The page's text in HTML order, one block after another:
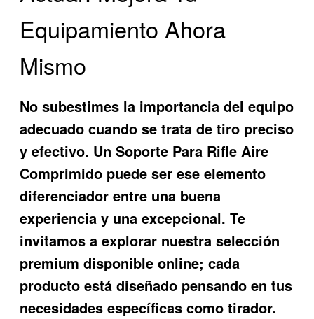
Equipamiento Ahora
Mismo
No subestimes la importancia del equipo
adecuado cuando se trata de tiro preciso
y efectivo. UnSoporte Para Rifle Aire
Comprimido puede ser ese elemento
diferenciador entre una buena
experiencia y una excepcional. Te
invitamos a explorar nuestra selección
premium disponible online; cada
producto está diseñado pensando en tus
necesidades específicas como tirador.